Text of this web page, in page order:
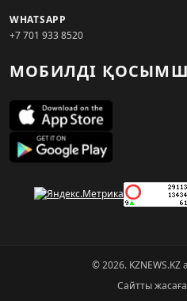
WHATSAPP
+7 701 933 8520
МОБИЛДІ
© 2026. KZNEWS.KZ
Сайтты